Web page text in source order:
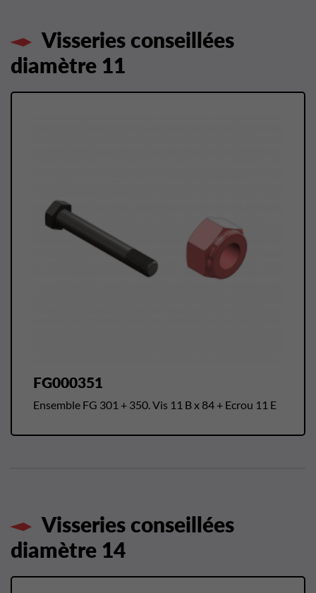
Visseries conseillées
diamètre 11
FG000351
Ensemble FG 301 + 350. Vis 11 B x 84 + Ecrou 11 E
Visseries conseillées
diamètre 14